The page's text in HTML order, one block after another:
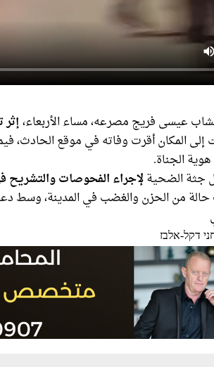
عيسى فريج مصرعه، مساء الأربعاء،
المكان أقرت وفاته في موقع الحادث،
الجناة.
جثة الضحيةلإجراء الفحوصات
حالة من الحزن والغضب في المدينة، وسط
דקל-אלבז